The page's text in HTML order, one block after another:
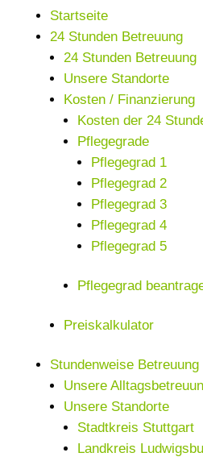
Startseite
24 Stunden Betreuung
24 Stunden Betreuung
Unsere Standorte
Kosten / Finanzierung
Kosten der 24
Pflegegrade
Pflegegrad 1
Pflegegrad 2
Pflegegrad 3
Pflegegrad 4
Pflegegrad 5
Pflegegrad
Preiskalkulator
Stundenweise Betreuung
Unsere
Unsere Standorte
Stadtkreis Stuttgart
Landkreis